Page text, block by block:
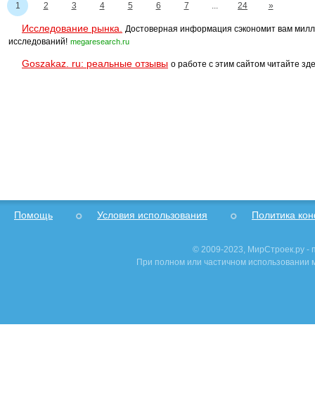
1 2 3 4 5 6 7 ... 24 »
Исследование рынка.
Достоверная информация сэкономит вам
исследований! megaresearch.ru
Goszakaz. ru: реальные отзывы о работе с этим сайтом читайте
Помощь Условия использования Политика
© 2009-2023, МирСтроек.ру -
При полном или частичном использовании